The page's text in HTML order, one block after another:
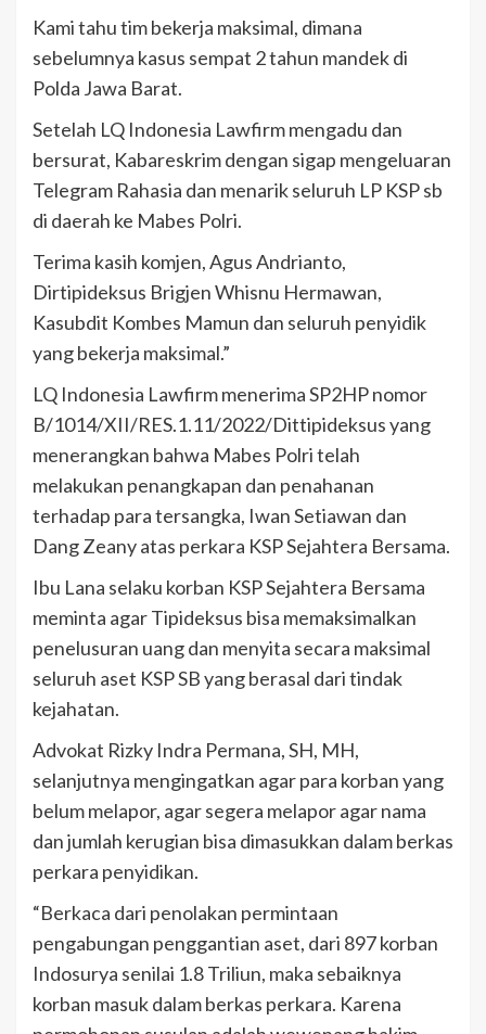
Kami tahu tim bekerja maksimal, dimana
sebelumnya kasus sempat 2 tahun mandek di
Polda Jawa Barat.
Setelah LQ Indonesia Lawfirm mengadu dan
bersurat, Kabareskrim dengan sigap mengeluaran
Telegram Rahasia dan menarik seluruh LP KSP sb
di daerah ke Mabes Polri.
Terima kasih komjen, Agus Andrianto,
Dirtipideksus Brigjen Whisnu Hermawan,
Kasubdit Kombes Mamun dan seluruh penyidik
yang bekerja maksimal.”
LQ Indonesia Lawfirm menerima SP2HP nomor
B/1014/XII/RES.1.11/2022/Dittipideksus yang
menerangkan bahwa Mabes Polri telah
melakukan penangkapan dan penahanan
terhadap para tersangka, Iwan Setiawan dan
Dang Zeany atas perkara KSP Sejahtera Bersama.
Ibu Lana selaku korban KSP Sejahtera Bersama
meminta agar Tipideksus bisa memaksimalkan
penelusuran uang dan menyita secara maksimal
seluruh aset KSP SB yang berasal dari tindak
kejahatan.
Advokat Rizky Indra Permana, SH, MH,
selanjutnya mengingatkan agar para korban yang
belum melapor, agar segera melapor agar nama
dan jumlah kerugian bisa dimasukkan dalam berkas
perkara penyidikan.
“Berkaca dari penolakan permintaan
pengabungan penggantian aset, dari 897 korban
Indosurya senilai 1.8 Triliun, maka sebaiknya
korban masuk dalam berkas perkara. Karena